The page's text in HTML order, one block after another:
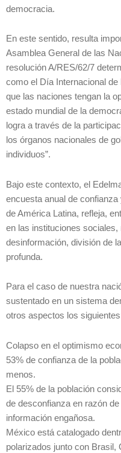
democracia.
En este sentido, resulta
Asamblea General de las
resolución A/RES/62/7
como el Día Internacional
que las naciones tengan la
estado mundial de la
logra a través de la
los órganos nacionales de
individuos”.
Bajo este contexto, el
encuesta anual de
de América Latina, refleja,
en las instituciones
desinformación, división de
profunda.
Para el caso de nuestra
sustentado en un sistema
otros aspectos los
Colapso en el optimismo
53% de confianza de la
menos.
El 55% de la población
de desconfianza en razón
información engañosa.
México está catalogado
polarizados junto con Brasil,